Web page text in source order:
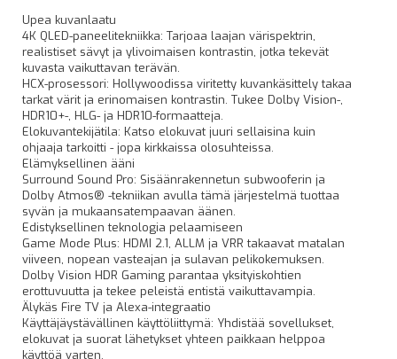
Upea kuvanlaatu
4K QLED-paneelitekniikka: Tarjoaa laajan värispektrin,
realistiset sävyt ja ylivoimaisen kontrastin, jotka tekevät
kuvasta vaikuttavan terävän.
HCX-prosessori: Hollywoodissa viritetty kuvankäsittely takaa
tarkat värit ja erinomaisen kontrastin. Tukee Dolby Vision-,
HDR10+-, HLG- ja HDR10-formaatteja.
Elokuvantekijätila: Katso elokuvat juuri sellaisina kuin
ohjaaja tarkoitti - jopa kirkkaissa olosuhteissa.
Elämyksellinen ääni
Surround Sound Pro: Sisäänrakennetun subwooferin ja
Dolby Atmos® -tekniikan avulla tämä järjestelmä tuottaa
syvän ja mukaansatempaavan äänen.
Edistyksellinen teknologia pelaamiseen
Game Mode Plus: HDMI 2.1, ALLM ja VRR takaavat matalan
viiveen, nopean vasteajan ja sulavan pelikokemuksen.
Dolby Vision HDR Gaming parantaa yksityiskohtien
erottuvuutta ja tekee peleistä entistä vaikuttavampia.
Älykäs Fire TV ja Alexa-integraatio
Käyttäjäystävällinen käyttöliittymä: Yhdistää sovellukset,
elokuvat ja suorat lähetykset yhteen paikkaan helppoa
käyttöä varten.